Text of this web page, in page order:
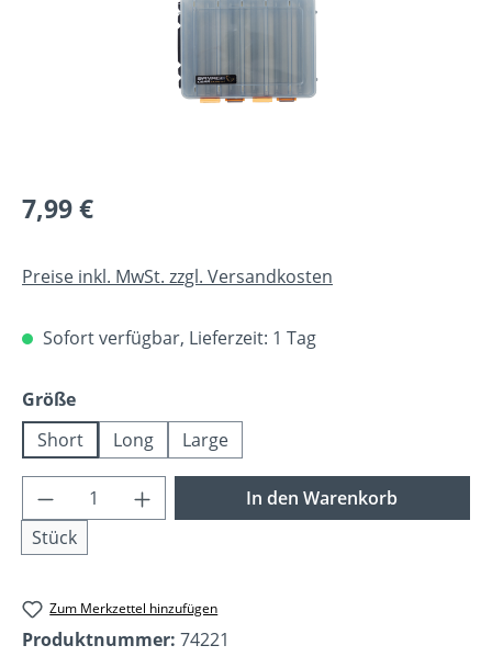
Regulärer Preis:
7,99 €
Preise inkl. MwSt. zzgl. Versandkosten
Sofort verfügbar, Lieferzeit: 1 Tag
Größeauswählen
Short
Long Large
Produkt Anzahl: Gib den gewünschten
Stück
In den Warenkorb
Zum Merkzettel hinzufügen
Produktnummer: 74221